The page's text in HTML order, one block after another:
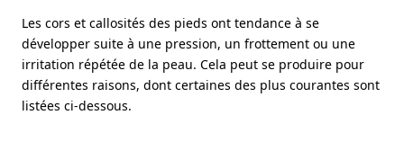
Les cors et callosités des pieds ont tendance à se
développer suite à une pression, un frottement ou une
irritation répétée de la peau. Cela peut se produire pour
différentes raisons, dont certaines des plus courantes sont
listées ci-dessous.